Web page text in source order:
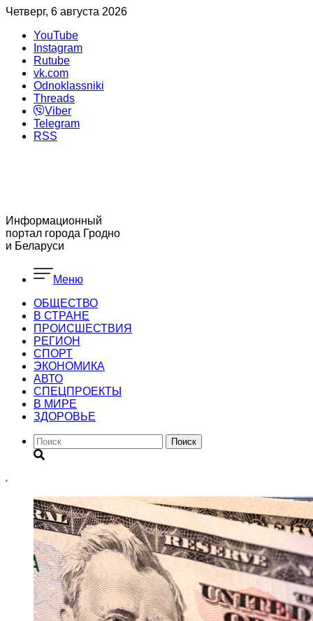
Четверг, 6 августа 2026
YouTube
Instagram
Rutube
vk.com
Odnoklassniki
Threads
Viber
Telegram
RSS
Информационный
портал города Гродно
и Беларуси
Меню
ОБЩЕСТВО
В СТРАНЕ
ПРОИСШЕСТВИЯ
РЕГИОН
CПОРТ
ЭКОНОМИКА
АВТО
СПЕЦПРОЕКТЫ
В МИРЕ
ЗДОРОВЬЕ
Поиск